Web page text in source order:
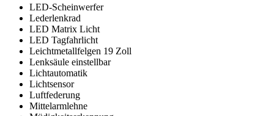
LED-Scheinwerfer
Lederlenkrad
LED Matrix Licht
LED Tagfahrlicht
Leichtmetallfelgen 19 Zoll
Lenksäule einstellbar
Lichtautomatik
Lichtsensor
Luftfederung
Mittelarmlehne